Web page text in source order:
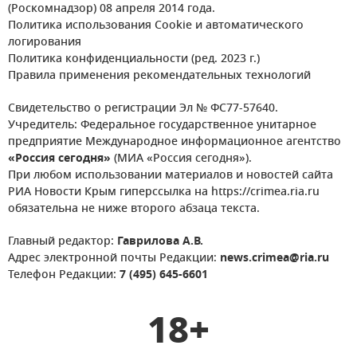
(Роскомнадзор) 08 апреля 2014 года.
Политика использования Cookie и автоматического
логирования
Политика конфиденциальности (ред. 2023 г.)
Правила применения рекомендательных технологий
Свидетельство о регистрации Эл № ФС77-57640.
Учредитель: Федеральное государственное унитарное
предприятие Международное информационное агентство
«Россия сегодня» (МИА «Россия сегодня»).
При любом использовании материалов и новостей сайта
РИА Новости Крым гиперссылка на https://crimea.ria.ru
обязательна не ниже второго абзаца текста.
Главный редактор: Гаврилова А.В.
Адрес электронной почты Редакции: news.crimea@ria.ru
Телефон Редакции: 7 (495) 645-6601
18+